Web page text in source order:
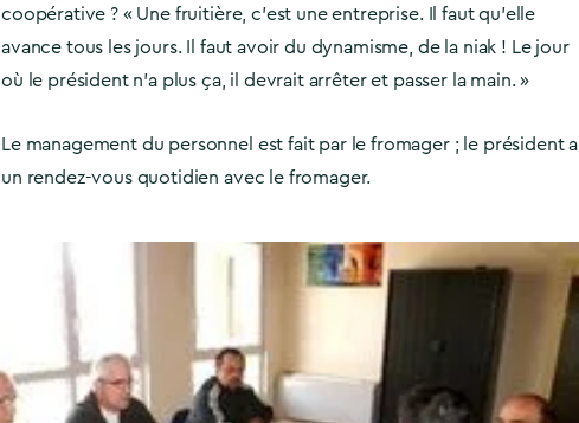
coopérative ? « Une fruitière, c’est une entreprise. Il faut qu’elle
avance tous les jours. Il faut avoir du dynamisme, de la niak ! Le jour
où le président n’a plus ça, il devrait arrêter et passer la main. »
Le management du personnel est fait par le fromager ; le président a
un rendez-vous quotidien avec le fromager.